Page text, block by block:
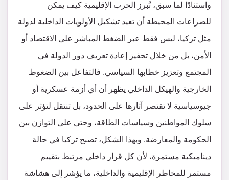
واستنادًا لما سبق، تُبرز الحرب الإقليمية كيف يمكن
للصراعات المحيطة أن تعيد تشكيل الأولويات الداخلية لدولة
مثل تركيا، ليس فقط عبر الضغط المباشر على الاقتصاد أو
الأمن، بل من خلال تحفيز إعادة تعريف دور الدولة في
المجتمع وتعزيز خطابها السياسي. فالتفاعل بين الضغوط
الخارجية والهيكل الداخلي يظهر أن أي أزمة عسكرية أو
جيوسياسية لا تقتصر آثارها على الحدود، بل تنتقل لتؤثر على
سلوك المواطنين وسياسات الطاقة، وحتى على التوازن بين
الحكومة والمعارضة. وبهذا الشكل، تصبح تركيا في حالة
ديناميكية مستمرة، لأن كل قرار داخلي مرتبط بتقييم
مستمر للمخاطر الإقليمية والداخلية، ما يؤشر إلى هشاشة